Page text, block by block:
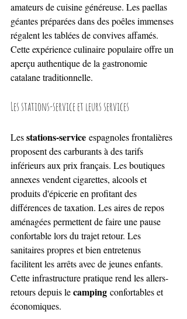
amateurs de cuisine généreuse. Les paellas
géantes préparées dans des poêles immenses
régalent les tablées de convives affamés.
Cette expérience culinaire populaire offre un
aperçu authentique de la gastronomie
catalane traditionnelle.
Les stations-service et leurs services
Les stations-service espagnoles frontalières
proposent des carburants à des tarifs
inférieurs aux prix français. Les boutiques
annexes vendent cigarettes, alcools et
produits d'épicerie en profitant des
différences de taxation. Les aires de repos
aménagées permettent de faire une pause
confortable lors du trajet retour. Les
sanitaires propres et bien entretenus
facilitent les arrêts avec de jeunes enfants.
Cette infrastructure pratique rend les allers-
retours depuis le camping confortables et
économiques.